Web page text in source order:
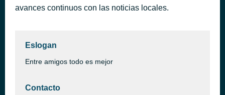
avances continuos con las noticias locales.
Eslogan
Entre amigos todo es mejor
Contacto